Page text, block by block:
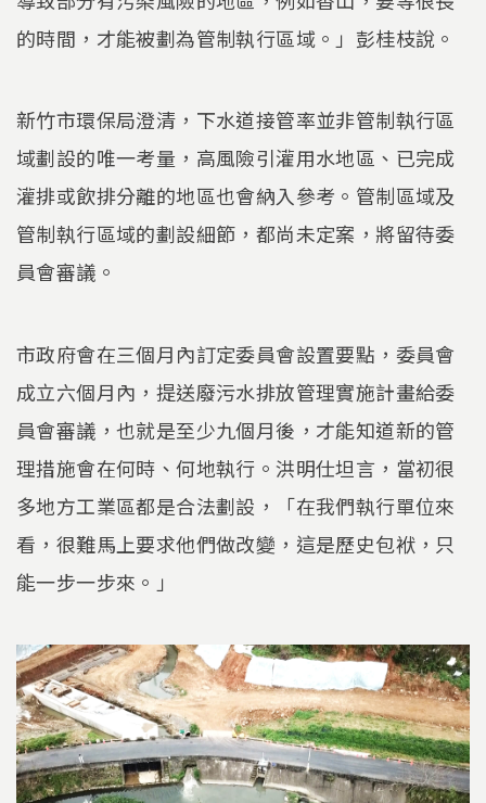
的時間，才能被劃為管制執行區域。」彭桂枝說。
新竹市環保局澄清，下水道接管率並非管制執行區
域劃設的唯一考量，高風險引灌用水地區、已完成
灌排或飲排分離的地區也會納入參考。管制區域及
管制執行區域的劃設細節，都尚未定案，將留待委
員會審議。
市政府會在三個月內訂定委員會設置要點，委員會
成立六個月內，提送廢污水排放管理實施計畫給委
員會審議，也就是至少九個月後，才能知道新的管
理措施會在何時、何地執行。洪明仕坦言，當初很
多地方工業區都是合法劃設，「在我們執行單位來
看，很難馬上要求他們做改變，這是歷史包袱，只
能一步一步來。」